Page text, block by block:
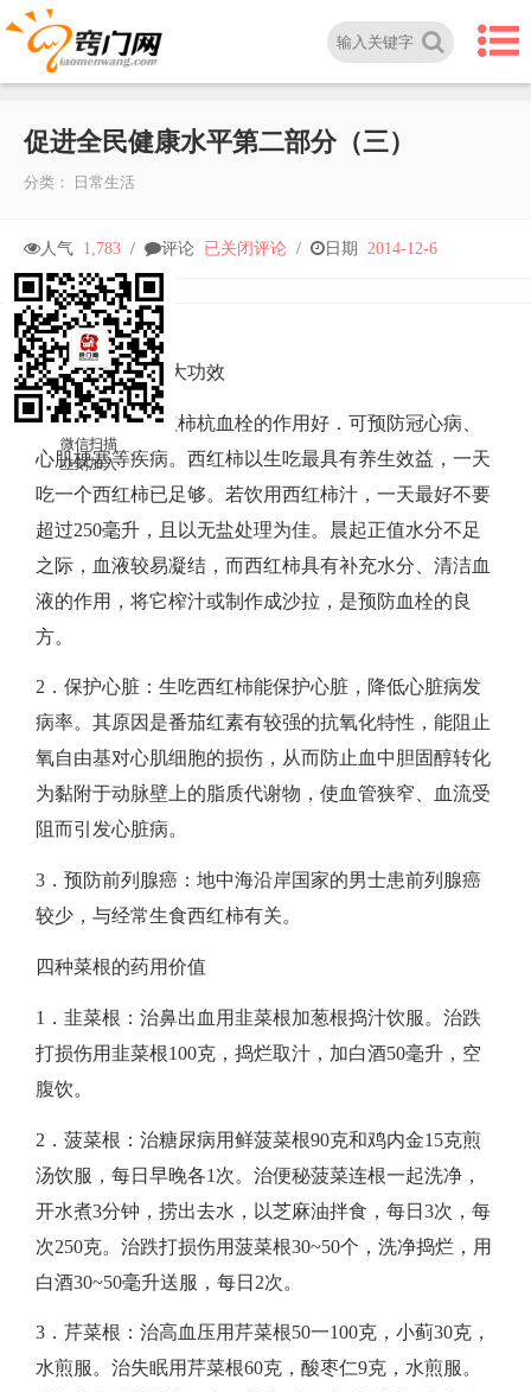
促进全民健康水平第二部分（三）
分类： 日常生活
人气 1,783 / 评论 促
全
民
健
康
水
第
二
（三）
已关闭评论 / 日期 2014-12-6
生吃西红柿的三大功效​
1．杭血栓：西红柿杭血栓的作用好．可预防冠心病、
心肌梗塞等疾病。西红柿以生吃最具有养生效益，一天
吃一个西红柿已足够。若饮用西红柿汁，一天最好不要
超过250毫升，且以无盐处理为佳。晨起正值水分不足
之际，血液较易凝结，而西红柿具有补充水分、清洁血
液的作用，将它榨汁或制作成沙拉，是预防血栓的良
方。​
2．保护心脏：生吃西红柿能保护心脏，降低心脏病发
病率。其原因是番茄红素有较强的抗氧化特性，能阻止
氧自由基对心肌细胞的损伤，从而防止血中胆固醇转化
为黏附于动脉壁上的脂质代谢物，使血管狭窄、血流受
阻而引发心脏病。​
3．预防前列腺癌：地中海沿岸国家的男士患前列腺癌
较少，与经常生食西红柿有关。​​
四种菜根的药用价值
​1．韭菜根：治鼻出血用韭菜根加葱根捣汁饮服。治跌
打损伤用韭菜根100克，捣烂取汁，加白酒50毫升，空
腹饮。
​2．菠菜根：治糖尿病用鲜菠菜根90克和鸡内金15克煎
汤饮服，每日早晚各1次。治便秘菠菜连根一起洗净，
开水煮3分钟，捞出去水，以芝麻油拌食，每日3次，每
次250克。治跌打损伤用菠菜根30~50个，洗净捣烂，用
白酒30~50毫升送服，每日2次。
​3．芹菜根：治高血压用芹菜根50一100克，小蓟30克，
水煎服。治失眠用芹菜根60克，酸枣仁9克，水煎服。
微信扫描
立刻加入